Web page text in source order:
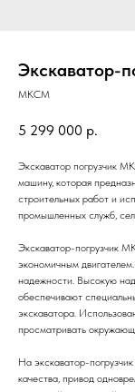
Экскаватор-
МКСМ
5 299 000 р.
Экскаватор погрузчик
машину, которая
строительных работ и
промышленных служб,
Экскаватор-погрузчик
экономичным
надежности. Высокую
обеспечивают
экскаватора.
просматривать
На экскаватор-
качества, привод